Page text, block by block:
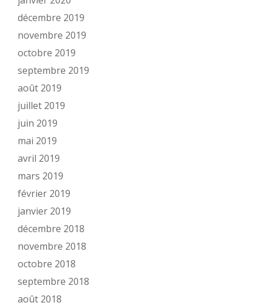
décembre 2019
novembre 2019
octobre 2019
septembre 2019
août 2019
juillet 2019
juin 2019
mai 2019
avril 2019
mars 2019
février 2019
janvier 2019
décembre 2018
novembre 2018
octobre 2018
septembre 2018
août 2018